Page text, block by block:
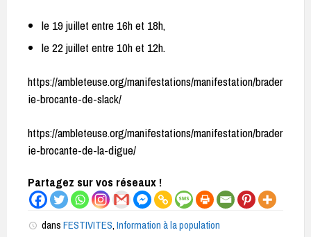
le 19 juillet entre 16h et 18h,
le 22 juillet entre 10h et 12h.
https://ambleteuse.org/manifestations/manifestation/brader
ie-brocante-de-slack/
https://ambleteuse.org/manifestations/manifestation/brader
ie-brocante-de-la-digue/
Partagez sur vos réseaux !
dans FESTIVITES, Information à la population